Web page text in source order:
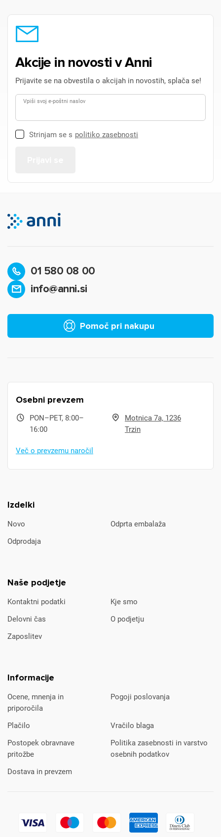
Akcije in novosti v Anni
Prijavite se na obvestila o akcijah in novostih, splača se!
Vpiši svoj e-poštni naslov
Strinjam se s politiko zasebnosti
01 580 08 00
info@anni.si
Pomoč pri nakupu
Izdelki
Novo
Odprta embalaža
Odprodaja
Naše podjetje
Kontaktni podatki
Kje smo
Delovni čas
O podjetju
Zaposlitev
Informacije
Ocene, mnenja in
priporočila
Pogoji poslovanja
Plačilo
Vračilo blaga
Postopek obravnave
pritožbe
Politika zasebnosti in varstvo
osebnih podatkov
Dostava in prevzem
Osebni prevzem
PON–PET, 8:00–
16:00
Motnica 7a, 1236
Trzin
Več o prevzemu naročil